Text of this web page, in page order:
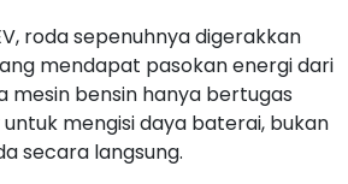
roda sepenuhnya digerakkan
mendapat pasokan energi dari
mesin bensin hanya bertugas
mengisi daya baterai, bukan
secara langsung.